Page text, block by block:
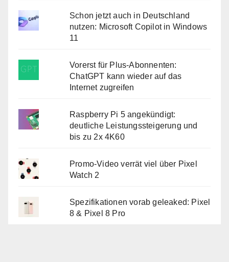
Schon jetzt auch in Deutschland
nutzen: Microsoft Copilot in Windows
11
Vorerst für Plus-Abonnenten:
ChatGPT kann wieder auf das
Internet zugreifen
Raspberry Pi 5 angekündigt:
deutliche Leistungssteigerung und
bis zu 2x 4K60
Promo-Video verrät viel über Pixel
Watch 2
Spezifikationen vorab geleaked: Pixel
8 & Pixel 8 Pro